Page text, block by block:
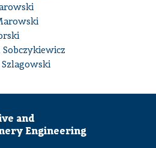
and
Engineering